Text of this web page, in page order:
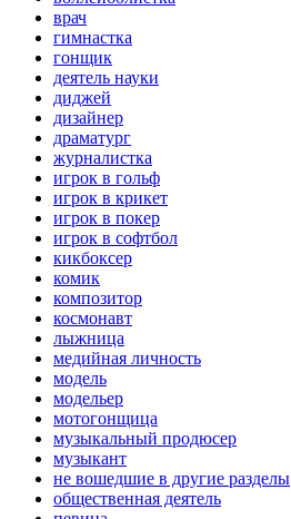
врач
гимнастка
гонщик
деятель науки
диджей
дизайнер
драматург
журналистка
игрок в гольф
игрок в крикет
игрок в покер
игрок в софтбол
кикбоксер
комик
композитор
космонавт
лыжница
медийная личность
модель
модельер
мотогонщица
музыкальный продюсер
музыкант
не вошедшие в другие разделы
общественная деятель